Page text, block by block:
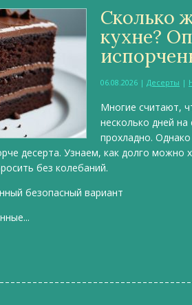
Сколько
кухне?
06.08.2026 | Десерты |
Многие считают,
несколько дней
прохладно.
десерта. Узнаем, как долго можно
без колебаний.
безопасный вариант